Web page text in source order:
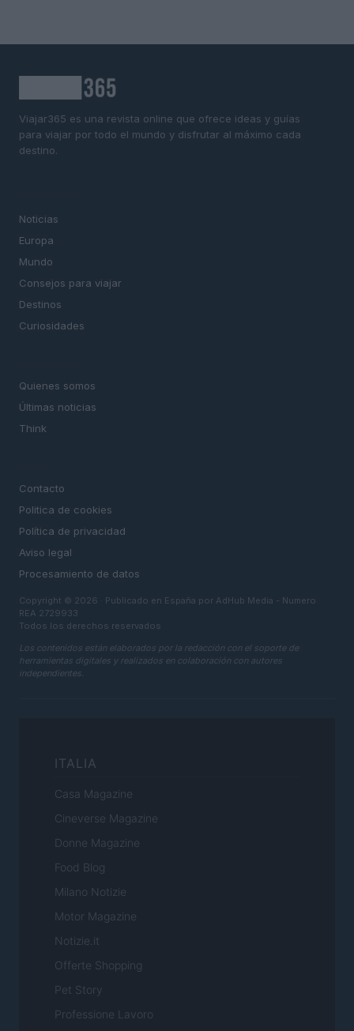
Viajar365 es una revista online que ofrece ideas y guías
para viajar por todo el mundo y disfrutar al máximo cada
destino.
Noticias
Europa
Mundo
Consejos para viajar
Destinos
Curiosidades
Quienes somos
Últimas noticias
Think
Contacto
Politica de cookies
Política de privacidad
Aviso legal
Procesamiento de datos
Copyright © 2026 · Publicado en España por AdHub Media - Numero
REA 2729933
Todos los derechos reservados
Los contenidos están elaborados por la redacción con el soporte de
herramientas digitales y realizados en colaboración con autores
independientes.
ITALIA
Casa Magazine
Cineverse Magazine
Donne Magazine
Food Blog
Milano Notizie
Motor Magazine
Notizie.it
Offerte Shopping
Pet Story
Professione Lavoro